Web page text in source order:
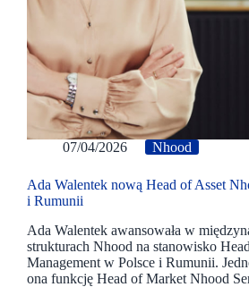
07/04/2026 Nhood
Ada Walentek nową Head of Asset
i Rumunii
Ada Walentek awansowała w
strukturach Nhood na stanowisko
Management w Polsce i Rumunii.
ona funkcję Head of Market Nhood